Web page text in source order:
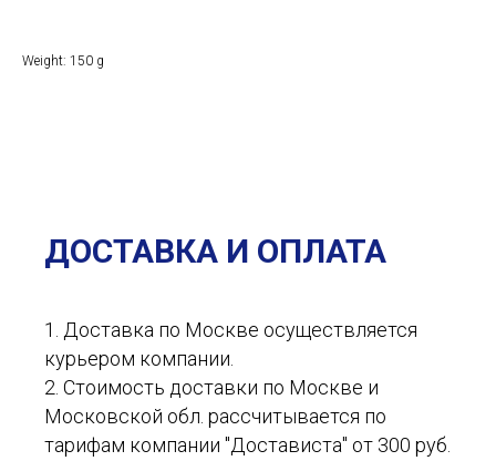
Weight: 150 g
ДОСТАВКА И ОПЛАТА
1. Доставка по Москве осуществляется
курьером компании.
2. Стоимость доставки по Москве и
Московской обл. рассчитывается по
тарифам компании "Достависта" от 300 руб.